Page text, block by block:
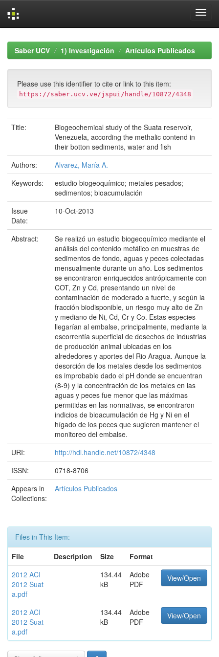
navigationSaber UCV 1) Investigación Artículos Publicados
Please use this identifier to cite or link to this item:
https://saber.ucv.ve/jspui/handle/10872/4348
Title:
Biogeochemical study of the Suata reservoir,
Venezuela, according the methalic contend in
their botton sediments, water and fish
Authors:
Alvarez, María A.
Keywords:
estudio biogeoquímico; metales pesados;
sedimentos; bioacumulación
Issue
Date:
10-Oct-2013
Abstract:
Se realizó un estudio biogeoquímico mediante el
análisis del contenido metálico en muestras de
sedimentos de fondo, aguas y peces colectadas
mensualmente durante un año. Los sedimentos
se encontraron enriquecidos antrópicamente con
COT, Zn y Cd, presentando un nivel de
contaminación de moderado a fuerte, y según la
fracción biodisponible, un riesgo muy alto de Zn
y mediano de Ni, Cd, Cr y Co. Estas especies
llegarían al embalse, principalmente, mediante la
escorrentía superficial de desechos de industrias
de producción animal ubicadas en los
alrededores y aportes del Rio Aragua. Aunque la
desorción de los metales desde los sedimentos
es improbable dado el pH donde se encuentran
(8-9) y la concentración de los metales en las
aguas y peces fue menor que las máximas
permitidas en las normativas, se encontraron
indicios de bioacumulación de Hg y Ni en el
hígado de los peces que sugieren mantener el
monitoreo del embalse.
URI:
http://hdl.handle.net/10872/4348
ISSN:
0718-8706
Appears in
Collections:
Artículos Publicados
Files in This Item:
File
Description Size
Format
2012 ACI
2012 Suat
a.pdf
134.44
kB
Adobe
PDF
View/Open
2012 ACI
2012 Suat
a.pdf
134.44
kB
Adobe
PDF
View/Open